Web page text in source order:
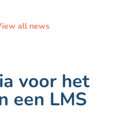
all news
voor het
een LMS